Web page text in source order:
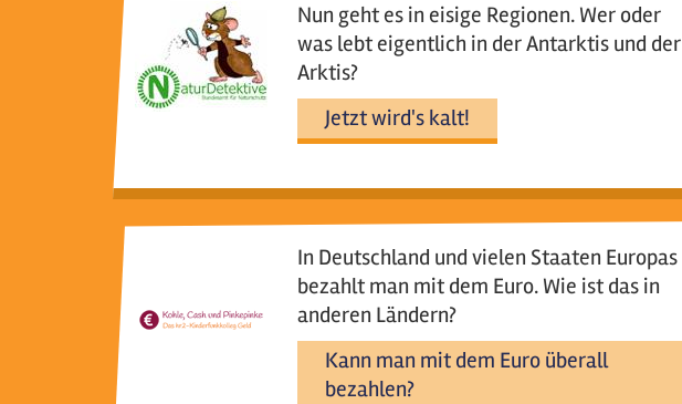
Nun geht es in eisige Regionen. Wer oder
was lebt eigentlich in der Antarktis und der
Arktis?
Jetzt wird's kalt!
In Deutschland und vielen Staaten Europas
bezahlt man mit dem Euro. Wie ist das in
anderen Ländern?
Kann man mit dem Euro überall
bezahlen?